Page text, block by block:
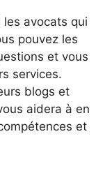
avocats qui
pouvez les
et vous
services.
blogs et
aidera à en
et